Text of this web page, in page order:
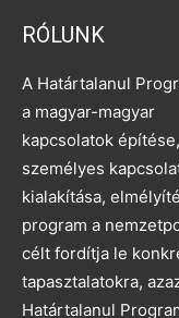
RÓLUNK
A Határtalanul
a magyar-magyar
kapcsolatok építése,
személyes
kialakítása,
program a
célt fordítja le
tapasztalatokra,
Határtalanul